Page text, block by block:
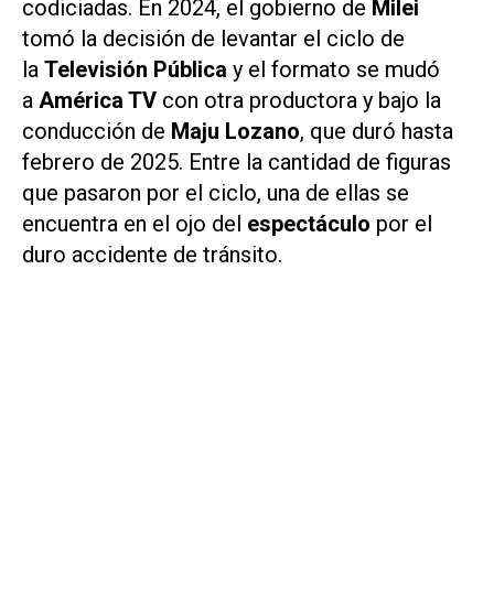
codiciadas. En 2024, el gobierno de Milei
tomó la decisión de levantar el ciclo de
la Televisión Pública y el formato se mudó
a América TV con otra productora y bajo la
conducción de Maju Lozano, que duró hasta
febrero de 2025. Entre la cantidad de figuras
que pasaron por el ciclo, una de ellas se
encuentra en el ojo del espectáculo por el
duro accidente de tránsito.